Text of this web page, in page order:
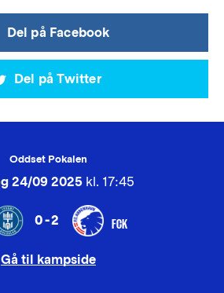
Del på Facebook
Del på Twitter
Oddset Pokalen
24/09 2025 kl. 17:45
0-2 FCK
Gå til kampside